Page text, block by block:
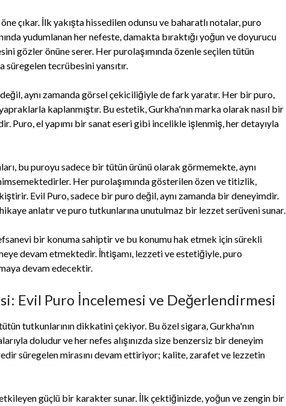
çıkar. İlk yakışta hissedilen odunsu ve baharatlı notalar, puro
yudumlanan her nefeste, damakta bıraktığı yoğun ve doyurucu
gözler önüne serer. Her purolaşımında özenle seçilen tütün
süregelen tecrübesini yansıtır.
aynı zamanda görsel çekiciliğiyle de fark yaratır. Her bir puro,
kaplanmıştır. Bu estetik, Gurkha'nın marka olarak nasıl bir
Puro, el yapımı bir sanat eseri gibi incelikle işlenmiş, her detayıyla
bu puroyu sadece bir tütün ürünü olarak görmemekte, aynı
Her purolaşımında gösterilen özen ve titizlik,
Evil Puro, sadece bir puro değil, aynı zamanda bir deneyimdir.
anlatır ve puro tutkunlarına unutulmaz bir lezzet serüveni sunar.
bir konuma sahiptir ve bu konumu hak etmek için sürekli
devam etmektedir. İhtişamı, lezzeti ve estetiğiyle, puro
devam edecektir.
Evil Puro İncelemesi ve Değerlendirmesi
tütün tutkunlarının dikkatini çekiyor. Bu özel sigara, Gurkha'nın
doludur ve her nefes alışınızda size benzersiz bir deneyim
süregelen mirasını devam ettiriyor; kalite, zarafet ve lezzetin
güçlü bir karakter sunar. İlk çektiğinizde, yoğun ve zengin bir